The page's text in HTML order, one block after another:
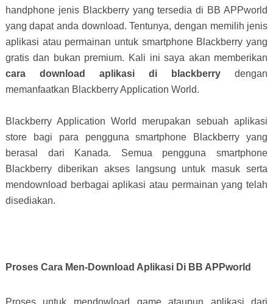
handphone jenis Blackberry yang tersedia di BB APPworld
yang dapat anda download. Tentunya, dengan memilih jenis
aplikasi atau permainan untuk smartphone Blackberry yang
gratis dan bukan premium. Kali ini saya akan memberikan
cara download aplikasi di blackberry dengan
memanfaatkan Blackberry Application World.
Blackberry Application World merupakan sebuah aplikasi
store bagi para pengguna smartphone Blackberry yang
berasal dari Kanada. Semua pengguna smartphone
Blackberry diberikan akses langsung untuk masuk serta
mendownload berbagai aplikasi atau permainan yang telah
disediakan.
Proses Cara Men-Download Aplikasi Di BB APPworld
Proses untuk mendowload game ataupun aplikasi dari